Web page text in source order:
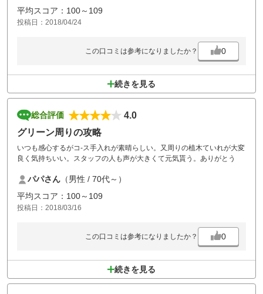
グリーンにボールマークも目立ちました。
誰も修正して内容でした。
マナの悪いものが多い感じがしました。
レストランの接客はとても丁寧で良かったです。
平均スコア：100～109
投稿日：2018/04/24
この口コミは参考になりましたか？ 0
続きを見る
総合評価
4.0
グリーン周りの攻略
いつも感心するがコ-ス手入れが素晴らしい。又周りの植木ていれが大変
良く気持ちいい。スタッフの人も声が大きくて元気貰う。ありがとう
パパさん （男性 / 70代～）
平均スコア：100～109
投稿日：2018/03/16
この口コミは参考になりましたか？ 0
続きを見る